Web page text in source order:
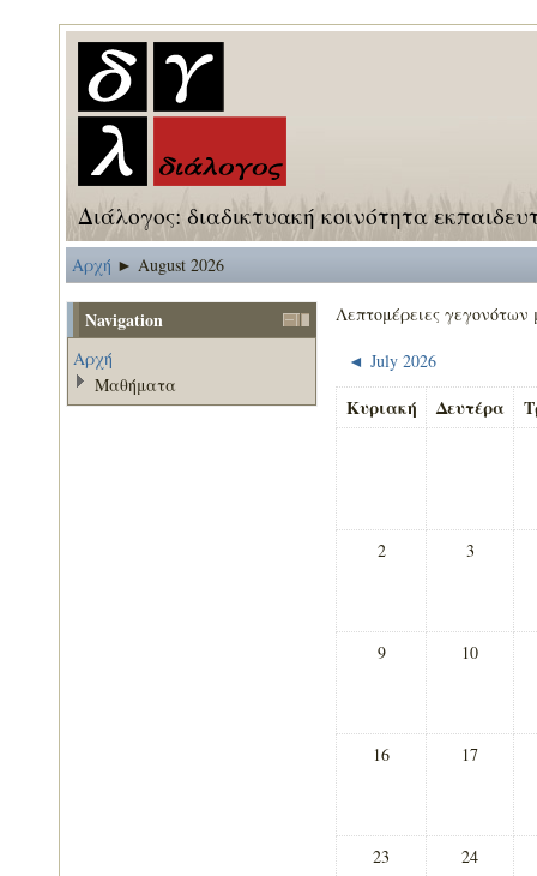
Διάλογος: διαδικτυακή κοινότητα
Αρχή ► August 2026
Λεπτομέρειες γεγονότων
◄ July 2026
Κυριακή Δευτέρα
2 3
9 10
16 17
23 24
Navigation
Αρχή
Μαθήματα